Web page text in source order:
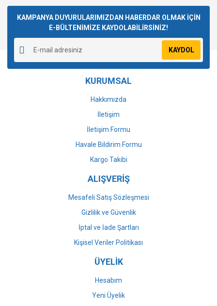
Yorum Yaz
kullanarak tarafımıza iletebilirsiniz.
Görüş ve önerileriniz için teşekkür ederiz.
Ürün resmi kalitesiz, bozuk veya görüntülenemiyor.
Ürün açıklamasında eksik bilgiler bulunuyor.
Ürün bilgilerinde hatalar bulunuyor.
Ürün fiyatı diğer sitelerden daha pahalı.
Gönder
KAMPANYA DUYURULARIMIZDAN HABERDAR OLMAK İÇİN
E-BÜLTENİMİZE KAYDOLABİLİRSİNİZ!
KAYDOL
KURUMSAL
Hakkımızda
İletişim
İletişim Formu
Havale Bildirim Formu
Kargo Takibi
ALIŞVERİŞ
Mesafeli Satış Sözleşmesi
Gizlilik ve Güvenlik
İptal ve İade Şartları
Kişisel Veriler Politikası
ÜYELİK
Hesabım
Yeni Üyelik